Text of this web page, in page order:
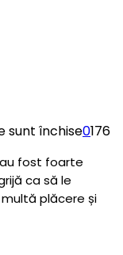
sunt închise
de
Brăila
0176
fost foarte
ca să le
plăcere și